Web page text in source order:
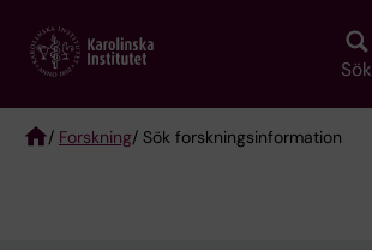
main
Sök
/ Forskning/ Sök forskningsinformation